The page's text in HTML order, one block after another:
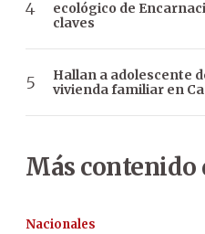
ecológico de
claves
Hallan a adolescente
vivienda familiar en
Más contenido
Nacionales